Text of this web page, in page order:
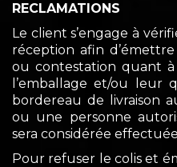
RECLAMATIONS
Le client s’engage à
réception afin
ou contestation quant
l’emballage et/ou
bordereau de livraison
ou une personne
sera considérée
Pour refuser le colis et